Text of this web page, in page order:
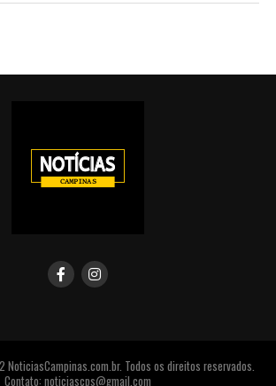
Todos os direitos reservados.
Contato: noticiascps@gmail.com